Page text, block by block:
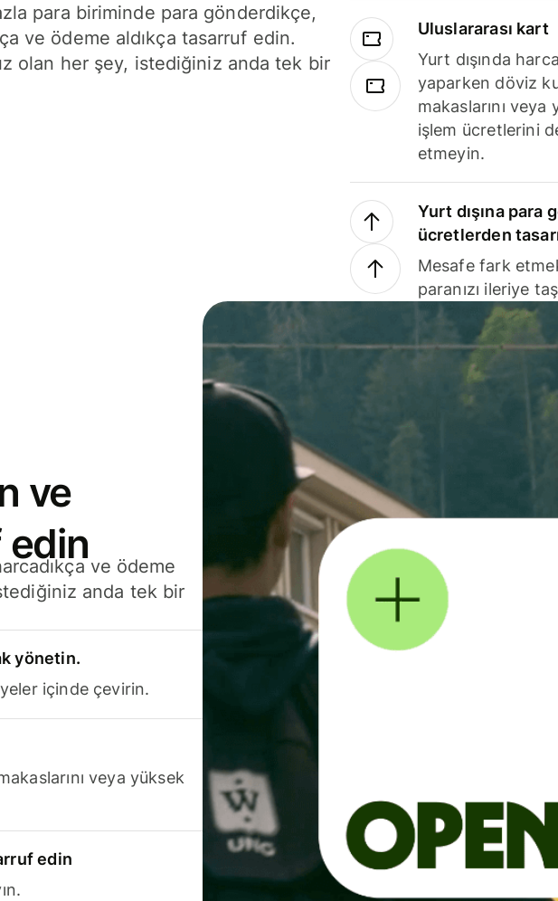
para biriminde para gönderdikçe,
ve ödeme aldıkça tasarruf edin.
olan her şey, istediğiniz anda tek bir
Uluslararası kart
Yurt dışında
yaparken döviz
makaslarını veya
işlem ücretlerini
etmeyin.
Yurt dışına para
ücretlerden
Mesafe fark
paranızı ileriye
ve
edinve ödeme
anda tek bir
yönetin.
içinde çevirin.
veya yüksek
edin